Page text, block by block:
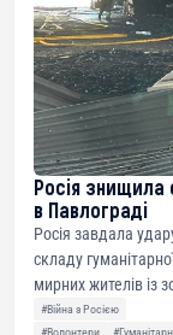
Росія знищила
в Павлограді
Росія завдала
складу
мирних жителів із
#Війна з Росією
#Волонтери